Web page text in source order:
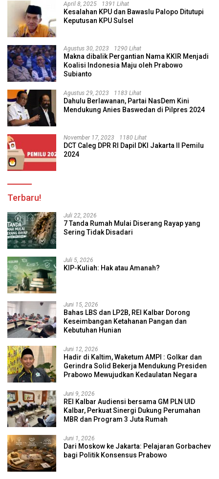
April 8, 2025 1391 Lihat
Kesalahan KPU dan Bawaslu Palopo Ditutupi
Keputusan KPU Sulsel
Agustus 30, 2023 1290 Lihat
Makna dibalik Pergantian Nama KKIR Menjadi
Koalisi Indonesia Maju oleh Prabowo
Subianto
Agustus 29, 2023 1183 Lihat
Dahulu Berlawanan, Partai NasDem Kini
Mendukung Anies Baswedan di Pilpres 2024
November 17, 2023 1180 Lihat
DCT Caleg DPR RI Dapil DKI Jakarta II Pemilu
2024
Terbaru!
Juli 22, 2026
7 Tanda Rumah Mulai Diserang Rayap yang
Sering Tidak Disadari
Juli 5, 2026
KIP-Kuliah: Hak atau Amanah?
Juni 15, 2026
Bahas LBS dan LP2B, REI Kalbar Dorong
Keseimbangan Ketahanan Pangan dan
Kebutuhan Hunian
Juni 12, 2026
Hadir di Kaltim, Waketum AMPI : Golkar dan
Gerindra Solid Bekerja Mendukung Presiden
Prabowo Mewujudkan Kedaulatan Negara
Juni 9, 2026
REI Kalbar Audiensi bersama GM PLN UID
Kalbar, Perkuat Sinergi Dukung Perumahan
MBR dan Program 3 Juta Rumah
Juni 1, 2026
Dari Moskow ke Jakarta: Pelajaran Gorbachev
bagi Politik Konsensus Prabowo